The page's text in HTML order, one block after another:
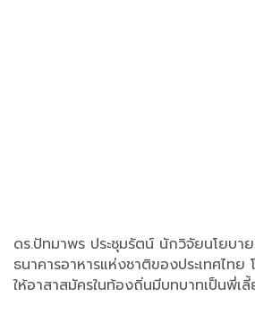
ดร.ปัทมาพร ประชุมรัตน์ นักวิจัยนโยบา
ธนาคารอาหารแห่งชาติของประเทศไ
ให้อาสาสมัครในท้องถิ่นมีบทบาทเป็นพี่